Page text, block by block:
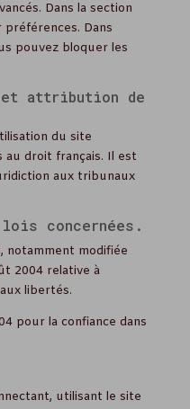
Dans la section
préférences. Dans
pouvez bloquer les
attribution de
du site
droit français. Il est
aux tribunaux
concernées.
notamment modifiée
2004 relative à
libertés.
pour la confiance dans
utilisant le site